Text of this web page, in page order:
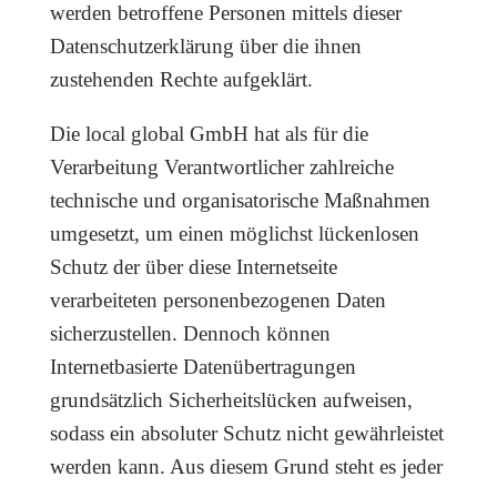
werden betroffene Personen mittels dieser
Datenschutzerklärung über die ihnen
zustehenden Rechte aufgeklärt.
Die local global GmbH hat als für die
Verarbeitung Verantwortlicher zahlreiche
technische und organisatorische Maßnahmen
umgesetzt, um einen möglichst lückenlosen
Schutz der über diese Internetseite
verarbeiteten personenbezogenen Daten
sicherzustellen. Dennoch können
Internetbasierte Datenübertragungen
grundsätzlich Sicherheitslücken aufweisen,
sodass ein absoluter Schutz nicht gewährleistet
werden kann. Aus diesem Grund steht es jeder